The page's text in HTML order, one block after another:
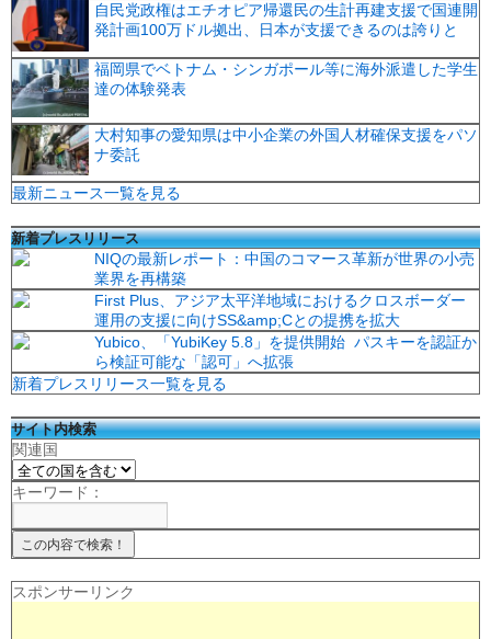
自民党政権はエチオピア帰還民の生計再建支援で国連開
発計画100万ドル拠出、日本が支援できるのは誇りと
福岡県でベトナム・シンガポール等に海外派遣した学生
達の体験発表
大村知事の愛知県は中小企業の外国人材確保支援をパソ
ナ委託
最新ニュース一覧を見る
新着プレスリリース
NIQの最新レポート：中国のコマース革新が世界の小売
業界を再構築
First Plus、アジア太平洋地域におけるクロスボーダー
運用の支援に向けSS&amp;Cとの提携を拡大
Yubico、「YubiKey 5.8」を提供開始 パスキーを認証か
ら検証可能な「認可」へ拡張
新着プレスリリース一覧を見る
サイト内検索
関連国
キーワード：
スポンサーリンク